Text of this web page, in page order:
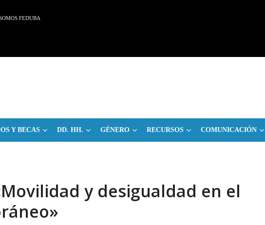
FEDUBA
Y BECAS DD. HH. GÉNERO RECURSOS COMUNICACIÓN
y desigualdad en el